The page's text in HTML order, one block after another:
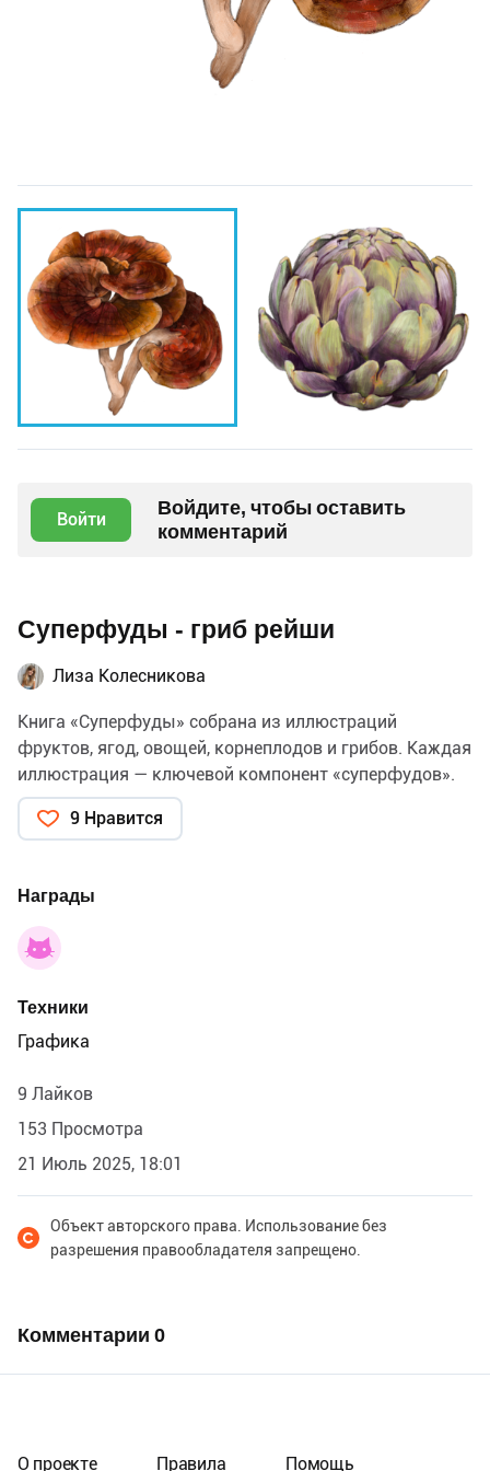
Войти
Войдите, чтобы оставить
комментарий
Суперфуды - гриб рейши
Лиза Колесникова
Книга «Суперфуды» собрана из иллюстраций
фруктов, ягод, овощей, корнеплодов и грибов. Каждая
иллюстрация — ключевой компонент «суперфудов».
9 Нравится
Награды
Техники
Графика
9 Лайков
153 Просмотра
21 Июль 2025, 18:01
Объект авторского права. Использование без
разрешения правообладателя запрещено.
Комментарии 0
О проекте Правила Помощь